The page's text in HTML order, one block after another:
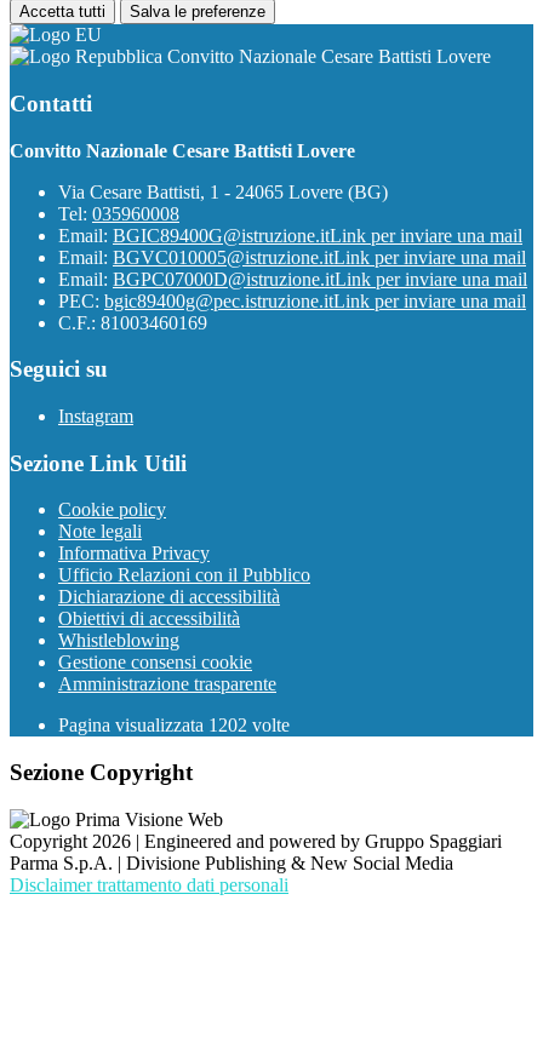
Accetta tutti Salva le preferenze
Convitto Nazionale Cesare Battisti Lovere
Contatti
Convitto Nazionale Cesare Battisti Lovere
Via Cesare Battisti, 1 - 24065 Lovere (BG)
Tel: 035960008
Email: BGIC89400G@istruzione.itLink per inviare una mail
Email: BGVC010005@istruzione.itLink per inviare una mail
Email: BGPC07000D@istruzione.itLink per inviare una mail
PEC: bgic89400g@pec.istruzione.itLink per inviare una mail
C.F.: 81003460169
Seguici su
Instagram
Sezione Link Utili
Cookie policy
Note legali
Informativa Privacy
Ufficio Relazioni con il Pubblico
Dichiarazione di accessibilità
Obiettivi di accessibilità
Whistleblowing
Gestione consensi cookie
Amministrazione trasparente
Pagina visualizzata 1202 volte
Sezione Copyright
Copyright 2026 | Engineered and powered by Gruppo Spaggiari
Parma S.p.A. | Divisione Publishing & New Social Media
Disclaimer trattamento dati personali